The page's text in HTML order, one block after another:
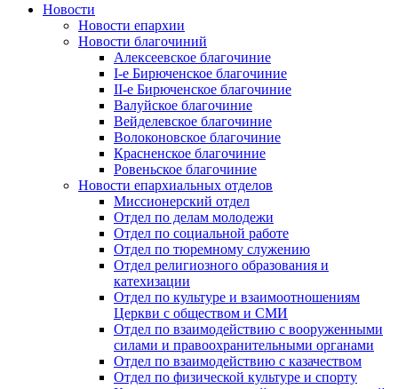
Новости
Новости епархии
Новости благочиний
Алексеевское благочиние
I-е Бирюченское благочиние
II-е Бирюченское благочиние
Валуйское благочиние
Вейделевское благочиние
Волоконовское благочиние
Красненское благочиние
Ровеньское благочиние
Новости епархиальных отделов
Миссионерский отдел
Отдел по делам молодежи
Отдел по социальной работе
Отдел по тюремному служению
Отдел религиозного образования и
катехизации
Отдел по культуре и взаимоотношениям
Церкви с обществом и СМИ
Отдел по взаимодействию с вооруженными
силами и правоохранительными органами
Отдел по взаимодействию с казачеством
Отдел по физической культуре и спорту